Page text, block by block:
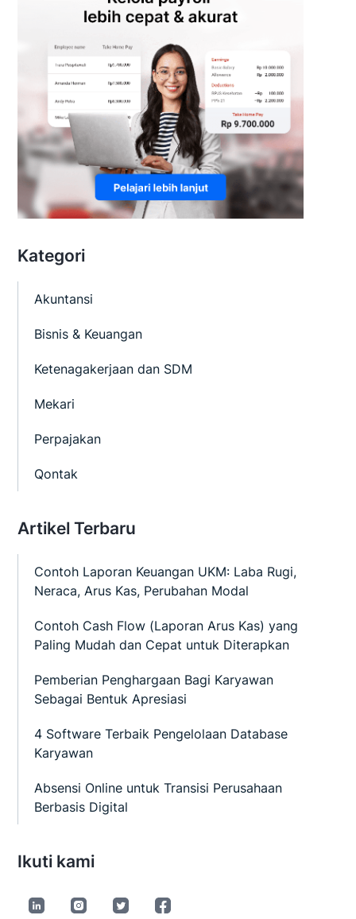
Kategori
Akuntansi
Bisnis & Keuangan
Ketenagakerjaan dan SDM
Mekari
Perpajakan
Qontak
Artikel Terbaru
Contoh Laporan Keuangan UKM: Laba Rugi,
Neraca, Arus Kas, Perubahan Modal
Contoh Cash Flow (Laporan Arus Kas) yang
Paling Mudah dan Cepat untuk Diterapkan
Pemberian Penghargaan Bagi Karyawan
Sebagai Bentuk Apresiasi
4 Software Terbaik Pengelolaan Database
Karyawan
Absensi Online untuk Transisi Perusahaan
Berbasis Digital
Ikuti kami